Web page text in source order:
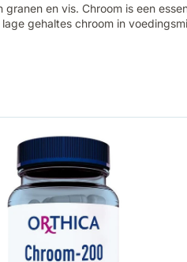
en vis. Chroom is een
gehaltes chroom in